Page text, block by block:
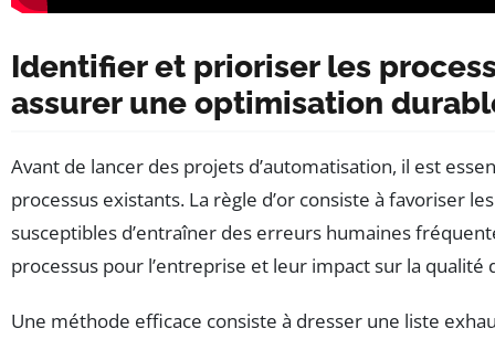
Identifier et prioriser les
assurer une optimisation
Avant de lancer des projets d’automatisation, il est
processus existants. La règle d’or consiste à favoriser
susceptibles d’entraîner des erreurs humaines
processus pour l’entreprise et leur impact sur la qualité
Une méthode efficace consiste à dresser une liste